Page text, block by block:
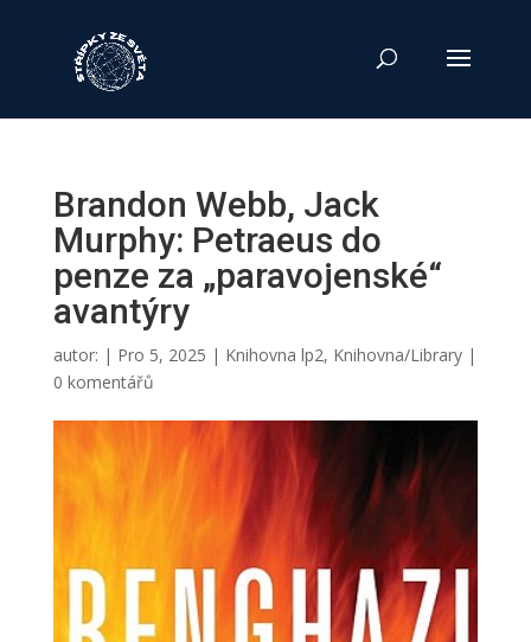
Brandon Webb, Jack
Murphy: Petraeus do
penze za „paravojenské“
avantýry
autor: | Pro 5, 2025 | Knihovna lp2, Knihovna/Library|
0 komentářů